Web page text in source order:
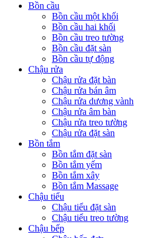
Bồn cầu
Bồn cầu một khối
Bồn cầu hai khối
Bồn cầu treo tường
Bồn cầu đặt sàn
Bồn cầu tự động
Chậu rửa
Chậu rửa đặt bàn
Chậu rửa bán âm
Chậu rửa dương vành
Chậu rửa âm bàn
Chậu rửa treo tường
Chậu rửa đặt sàn
Bồn tắm
Bồn tắm đặt sàn
Bồn tắm yếm
Bồn tắm xây
Bồn tắm Massage
Chậu tiểu
Chậu tiểu đặt sàn
Chậu tiểu treo tường
Chậu bếp